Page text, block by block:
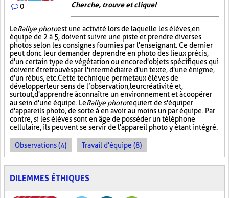
0 Cherche, trouve et clique !
LeRallye photoest une activité lors de laquelle les élèves, en
équipe de 2 à 5, doivent suivre une piste et prendre diverses
photos selon les consignes fournies par l'enseignant. Ce dernier
peut donc leur demander de prendre en photo des lieux précis,
d'un certain type de végétation ou encore d'objets spécifiques qui
doivent être trouvés par l'intermédiaire d'un texte, d'une énigme,
d'un rébus, etc. Cette technique permet aux élèves de
développer leur sens de l’observation, leur créativité et,
surtout, d'apprendre à connaître un environnement et à coopérer
au sein d'une équipe. LeRallye photorequiert de s'équiper
d'appareils photo, de sorte à en avoir au moins un par équipe. Par
contre, si les élèves sont en âge de posséder un téléphone
cellulaire, ils peuvent se servir de l'appareil photo y étant intégré.
Observations (4) Travail d'équipe (8)
DILEMMES ÉTHIQUES